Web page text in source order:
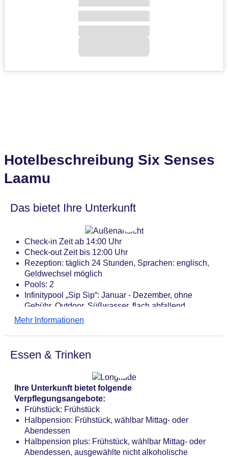
Hotelbeschreibung Six Senses
Laamu
Das bietet Ihre Unterkunft
Check-in Zeit ab 14:00 Uhr
Check-out Zeit bis 12:00 Uhr
Rezeption: täglich 24 Stunden, Sprachen: englisch,
Geldwechsel möglich
Pools: 2
Infinitypool „Sip Sip“: Januar - Dezember, ohne
Gebühr, Outdoor, Süßwasser, flach abfallend,
integrierter Kinder/Babypool, Liegen: ohne Gebühr,
Gebühr
Pool: Januar - Dezember, ohne Gebühr, Outdoor,
flach abfallend, Liegen
Souvenirshop, Boutique, Juwelier
Internet: WLAN/WiFi, im gesamten Hotel (Anlage):
ohne Gebühr
Internetterminal
Wäscheservice: gegen Gebühr
Zahlungsarten: TUI Card / VISA, MasterCard,
American Express
Haustiere nicht erlaubt
Mehr Informationen
Essen & Trinken
Ihre Unterkunft bietet folgende
Verpflegungsangebote:
Frühstück: Frühstück
Halbpension: Frühstück, wählbar Mittag- oder
Abendessen
Halbpension plus: Frühstück, wählbar Mittag- oder
Abendessen, ausgewählte nicht alkoholische